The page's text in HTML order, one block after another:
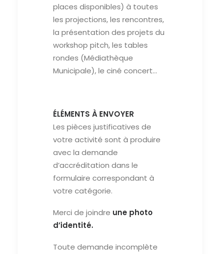
places disponibles) à toutes
les projections, les rencontres,
la présentation des projets du
workshop pitch, les tables
rondes (Médiathèque
Municipale), le ciné concert…
ÉLÉMENTS À ENVOYER
Les pièces justificatives de
votre activité sont à produire
avec la demande
d’accréditation dans le
formulaire correspondant à
votre catégorie.
Merci de joindre une photo
d’identité.
Toute demande incomplète